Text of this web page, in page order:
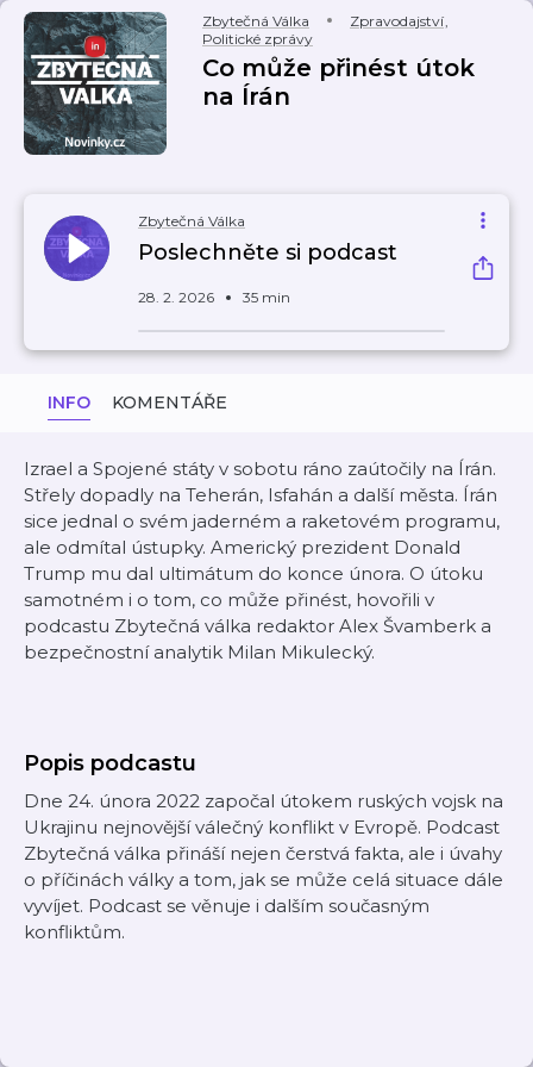
Zbytečná Válka Zpravodajství,
Politické zprávy
Co může přinést útok
na Írán
Zbytečná Válka
Poslechněte si podcast
28. 2. 2026 35 min
INFO KOMENTÁŘE
Izrael a Spojené státy v sobotu ráno zaútočily na Írán.
Střely dopadly na Teherán, Isfahán a další města. Írán
sice jednal o svém jaderném a raketovém programu,
ale odmítal ústupky. Americký prezident Donald
Trump mu dal ultimátum do konce února. O útoku
samotném i o tom, co může přinést, hovořili v
podcastu Zbytečná válka redaktor Alex Švamberk a
bezpečnostní analytik Milan Mikulecký.
Popis podcastu
Dne 24. února 2022 započal útokem ruských vojsk na
Ukrajinu nejnovější válečný konflikt v Evropě. Podcast
Zbytečná válka přináší nejen čerstvá fakta, ale i úvahy
o příčinách války a tom, jak se může celá situace dále
vyvíjet. Podcast se věnuje i dalším současným
konfliktům.